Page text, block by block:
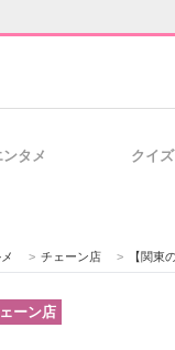
ト
ンタメ クイズ
> チェーン店 > 【関東の男
ーン店